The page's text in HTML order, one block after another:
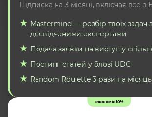
Підписка на 3 місяці, включає все з
Mastermind — розбір твоїх задач з
досвідченими експертами
Подача заявки на виступ у
Постинг статей у блозі UDC
Random Roulette 3 рази на місяць
економія 10%